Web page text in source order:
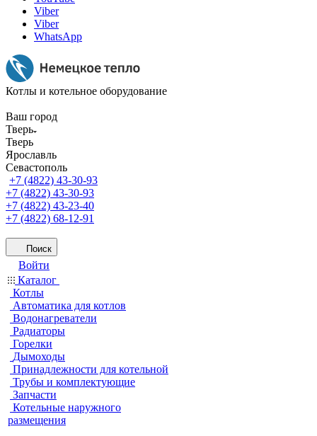
Viber
Viber
WhatsApp
Котлы и котельное оборудование
Ваш город
Тверь
Тверь
Ярославль
Севастополь
+7 (4822) 43-30-93
+7 (4822) 43-30-93
+7 (4822) 43-23-40
+7 (4822) 68-12-91
Поиск
Войти
Каталог
Котлы
Автоматика для котлов
Водонагреватели
Радиаторы
Горелки
Дымоходы
Принадлежности для котельной
Трубы и комплектующие
Запчасти
Котельные наружного
размещения